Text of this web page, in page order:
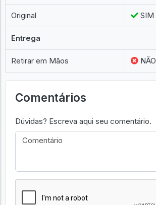
Original SIM
Entrega
Retirar em Mãos NÃO
Comentários
Dúvidas? Escreva aqui seu comentário.